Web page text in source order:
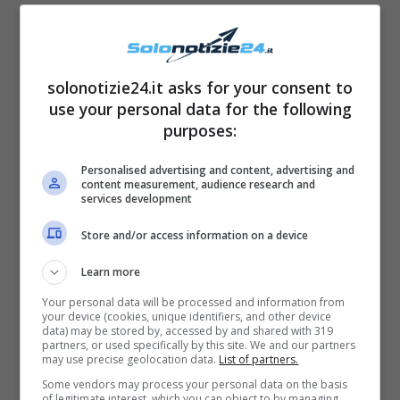
Il ritorno in Italia e la polemica
dei vaccini
Oggetto dell’intervista a Verissimo, secondo
alcuni rumors, potrebbe essere anche la
polemica nata controElisabetta Canalische,
prima di partire e tornare in Italia, ha deciso
di sottoporsi a vaccinazione per l’immunità da
Coronavirus.
solonotizie24.it asks for your consent to
use your personal data for the following
purposes:
Personalised advertising and content, advertising and
content measurement, audience research and
services development
Store and/or access information on a device
Learn more
Your personal data will be processed and information from
your device (cookies, unique identifiers, and other device
data) may be stored by, accessed by and shared with 319
partners, or used specifically by this site. We and our partners
may use precise geolocation data. List of partners.
Some vendors may process your personal data on the basis